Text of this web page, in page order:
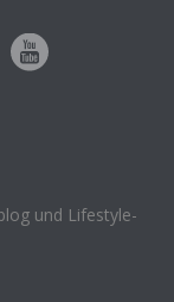
und Lifestyle-